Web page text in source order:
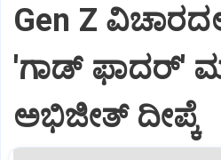
Gen Z
'ಗಾಡ್ ಫಾದರ್'
ಅಭಿಜೀತ್ ದೀಪ್ಕೆ